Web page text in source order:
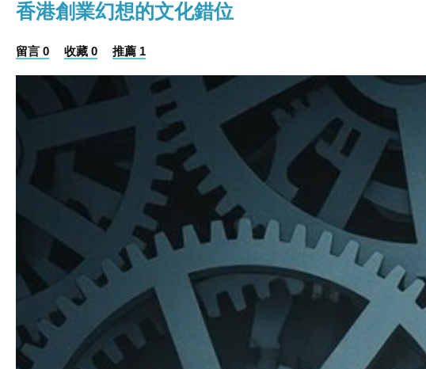
香港創業幻想的文化錯位
留言 0 收藏 0 推薦 1